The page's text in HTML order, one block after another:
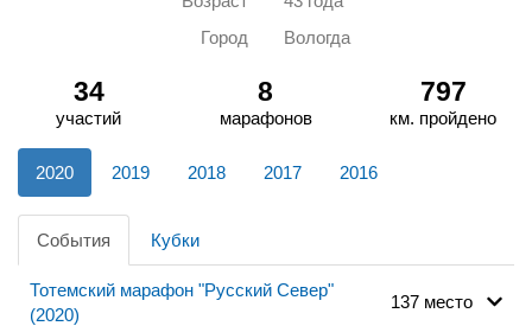
Город
Вологда
34
участий
8
марафонов
797
км. пройдено
2020 2019 2018 2017 2016
События Кубки
Тотемский марафон "Русский Север"
(2020)
137 место